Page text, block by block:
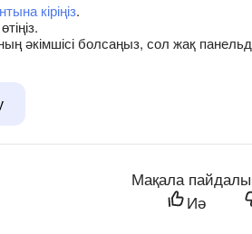
кіріңіз.
әкімшісі болсаңыз, сол жақ
Мақала
Иә